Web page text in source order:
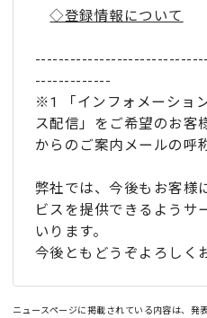
◇登録情報について
-------------
※1 「インフォメーショ
ス配信」をご希望のお客
からのご案内メールの呼
弊社では、今後もお客様
ビスを提供できるようサ
いります。
今後ともどうぞよろしく
ニュースページに掲載されている内容は、発